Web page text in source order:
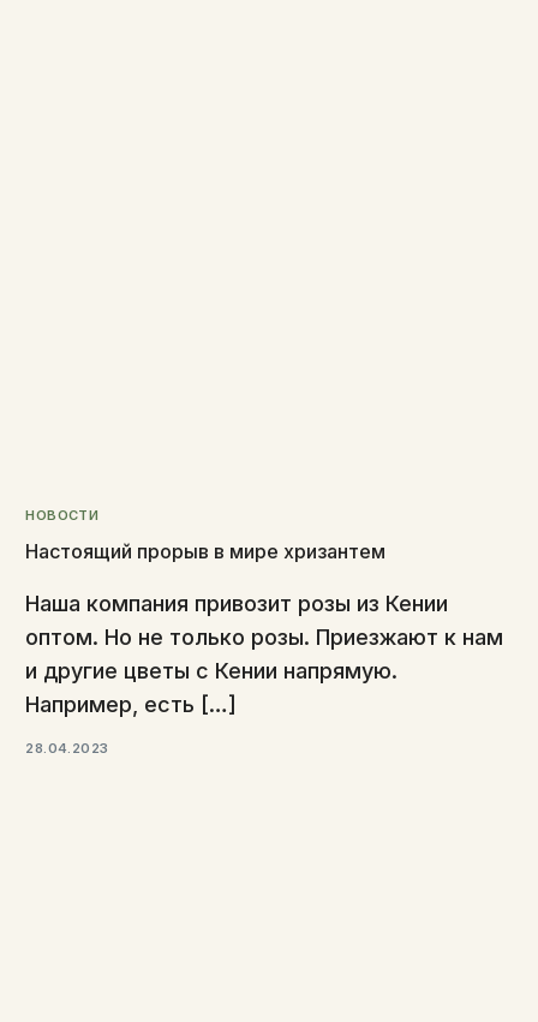
НОВОСТИ
Настоящий прорыв в мире хризантем
Наша компания привозит розы из Кении
оптом. Но не только розы. Приезжают к нам
и другие цветы с Кении напрямую.
Например, есть […]
28.04.2023